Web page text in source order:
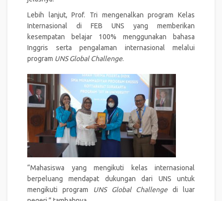
Lebih lanjut, Prof. Tri mengenalkan program Kelas
Internasional di FEB UNS yang memberikan
kesempatan belajar 100% menggunakan bahasa
Inggris serta pengalaman internasional melalui
program UNS Global Challenge.
“Mahasiswa yang mengikuti kelas internasional
berpeluang mendapat dukungan dari UNS untuk
mengikuti program
UNS Global Challengedi luar